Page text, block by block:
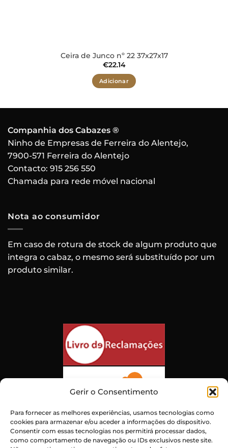
Gerir o Consentimento
Para fornecer as melhores experiências, usamos tecnologias como
cookies para armazenar e/ou aceder a informações do dispositivo.
Consentir com essas tecnologias nos permitirá processar dados,
como comportamento de navegação ou IDs exclusivos neste site.
Ceira de Junco nº 22 37x27x17
€22.14
Adicionar
Companhia dos Cabazes ®
Ninho de Empresas de Ferreira do Alentejo,
7900-571 Ferreira do Alentejo
Contacto: 915 256 550
Chamada para rede móvel nacional
Nota ao consumidor
Em caso de rotura de stock de algum produto que
integra o cabaz, o mesmo será substituído por um
produto similar.